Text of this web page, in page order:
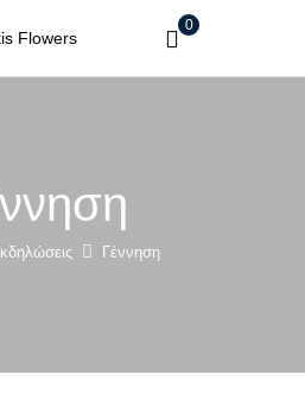
0
Γέννηση